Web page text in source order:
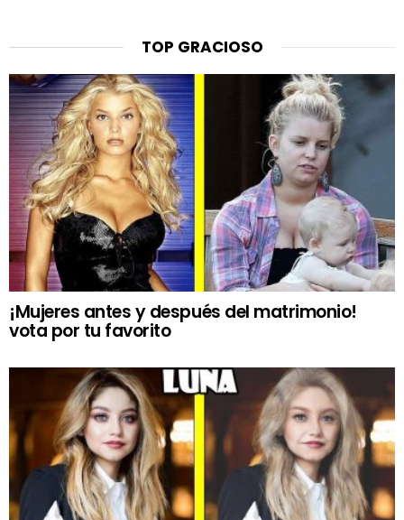
TOP GRACIOSO
¡Mujeres antes y después del matrimonio!
vota por tu favorito